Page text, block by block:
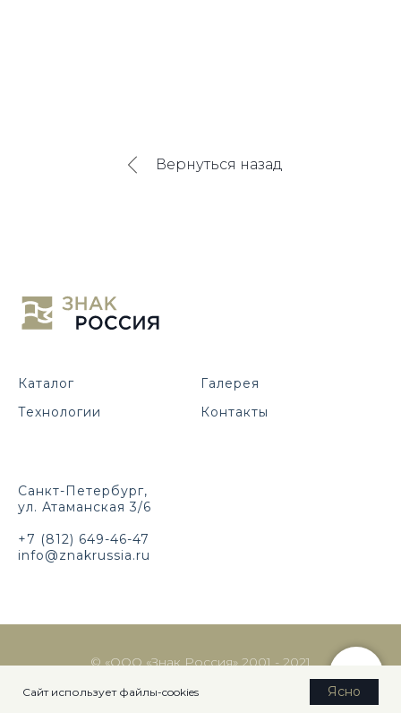
Сайт использует файлы-cookies Ясно
Вернуться назад
Каталог
Технологии
Галерея
Контакты
Санкт-Петербург,
ул. Атаманская 3/6
+7 (812) 649-46-47
info@znakrussia.ru
© «ООО «Знак Россия» 2001 - 2021
Политика конфиденциальности